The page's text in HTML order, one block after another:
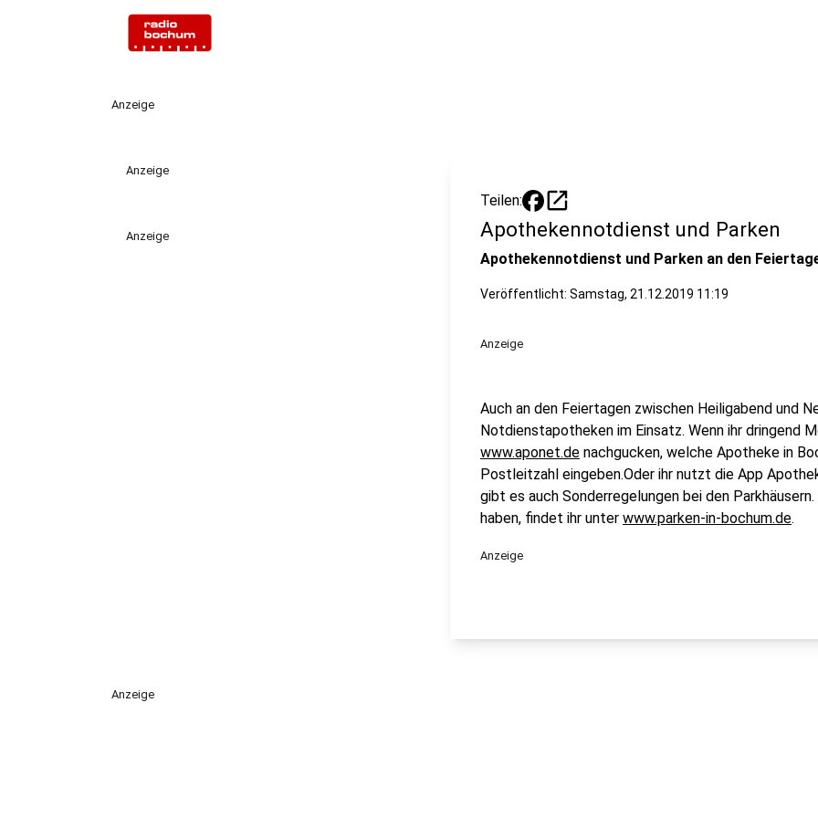
Anzeige
Anzeige
Anzeige
Teilen: open_in_new
Apothekennotdienst und Parken
Apothekennotdienst und Parken an den
Veröffentlicht: Samstag, 21.12.2019 11:19
Anzeige
Auch an den Feiertagen zwischen Heiligabend und
Notdienstapotheken im Einsatz. Wenn ihr dringend
www.aponet.de nachgucken, welche Apotheke in
Postleitzahl eingeben.Oder ihr nutzt die App
gibt es auch Sonderregelungen bei den
haben, findet ihr unter www.parken-in-bochum.de.
Anzeige
Anzeige